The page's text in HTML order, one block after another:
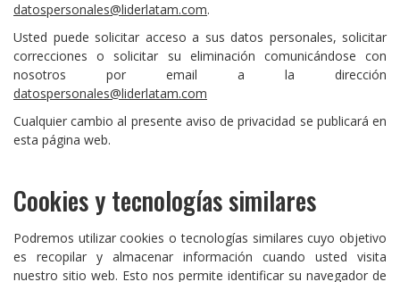
datospersonales@liderlatam.com.
Usted puede solicitar acceso a sus datos personales, solicitar
correcciones o solicitar su eliminación comunicándose con
nosotros por email a la dirección
datospersonales@liderlatam.com
Cualquier cambio al presente aviso de privacidad se publicará en
esta página web.
Cookies y tecnologías similares
Podremos utilizar cookies o tecnologías similares cuyo objetivo
es recopilar y almacenar información cuando usted visita
nuestro sitio web. Esto nos permite identificar su navegador de